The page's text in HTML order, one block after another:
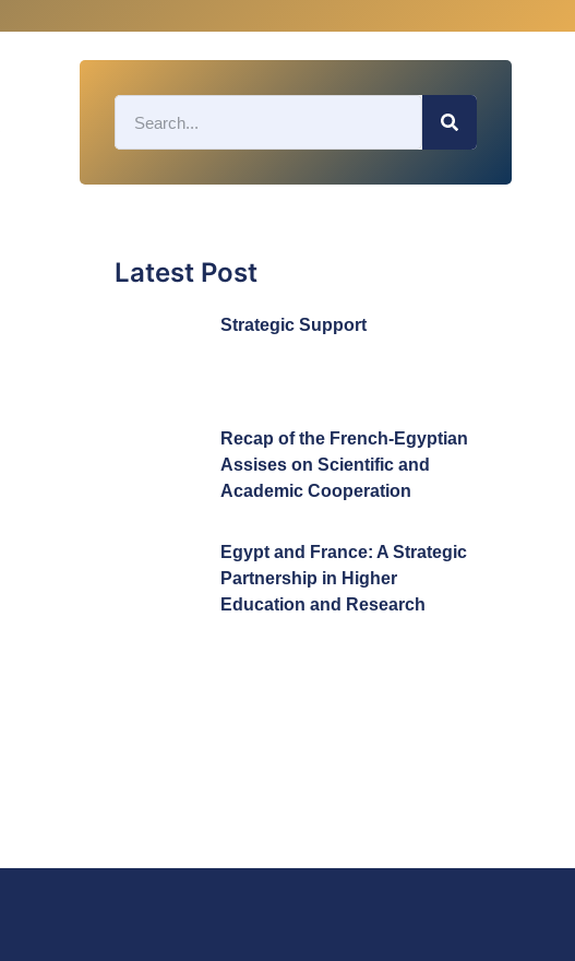
Latest Post
Strategic Support
Recap of the French-Egyptian
Assises on Scientific and
Academic Cooperation
Egypt and France: A Strategic
Partnership in Higher
Education and Research